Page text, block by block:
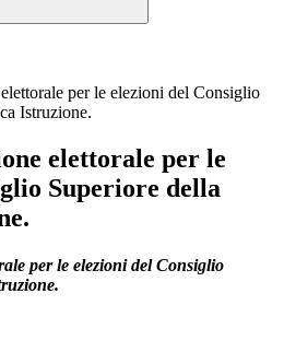
per le elezioni del Consiglio
Istruzione.
elettorale per le
Superiore della
per le elezioni del Consiglio